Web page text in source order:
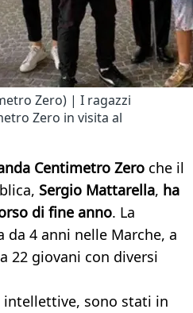
Zero) | I ragazzi
Zero in visita al
Centimetro Zero che il
Sergio Mattarella, ha
di fine anno. La
da 4 anni nelle Marche, a
22 giovani con diversi
sono stati in